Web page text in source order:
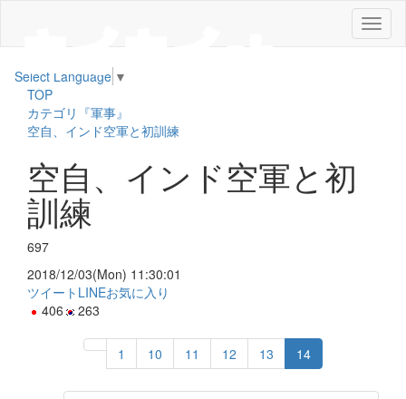
メ
ニ
Select Language ▼
TOP
カテゴリ『軍事』
空自、インド空軍と初訓練
空自、インド空軍と初
訓練
697
2018/12/03(Mon) 11:30:01
ツイート LINEお気に入り
406
263
1 10 11 12 13 14